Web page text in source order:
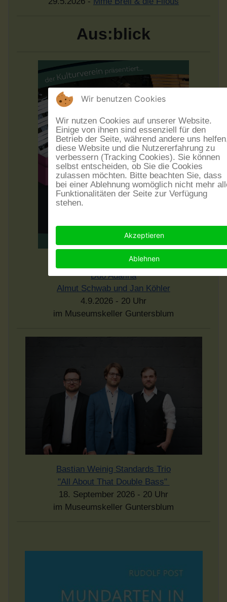
Aus:blick
"Shtrudel mit Krem"
Duo Adafina
Almut Schwab und Jan Köhler
4.9.2026 - 20 Uhr
im Museumskeller Guntersblum
Bastian Weinig Standards Trio
"All About That Double Bass"
18. September 2026 - 20 Uhr
im Museumskeller Guntersblum
Wir benutzen Cookies
Wir nutzen Cookies auf unserer Website.
Einige von ihnen sind essenziell für den
Betrieb der Seite, während andere uns
diese Website und die Nutzererfahrung zu
verbessern (Tracking Cookies). Sie können
selbst entscheiden, ob Sie die Cookies
zulassen möchten. Bitte beachten Sie, dass
bei einer Ablehnung womöglich nicht mehr
Funktionalitäten der Seite zur Verfügung
stehen.
Akzeptieren
Ablehnen